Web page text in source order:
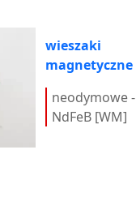
wieszaki
magnetyczne
neodymowe -
NdFeB [WM]